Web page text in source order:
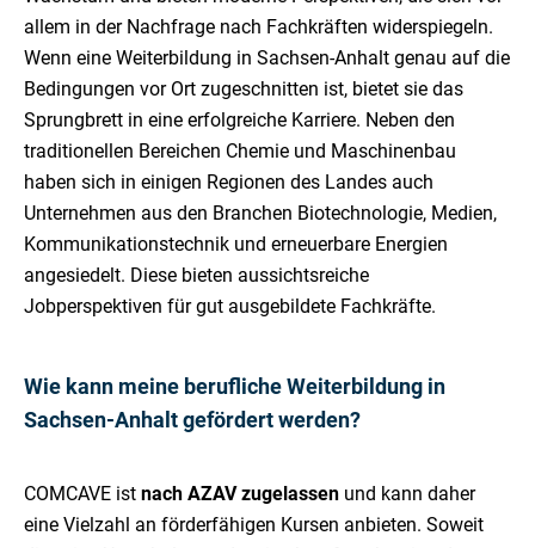
allem in der Nachfrage nach Fachkräften widerspiegeln.
Wenn eine Weiterbildung in Sachsen-Anhalt genau auf die
Bedingungen vor Ort zugeschnitten ist, bietet sie das
Sprungbrett in eine erfolgreiche Karriere. Neben den
traditionellen Bereichen Chemie und Maschinenbau
haben sich in einigen Regionen des Landes auch
Unternehmen aus den Branchen Biotechnologie, Medien,
Kommunikationstechnik und erneuerbare Energien
angesiedelt. Diese bieten aussichtsreiche
Jobperspektiven für gut ausgebildete Fachkräfte.
Wie kann meine berufliche Weiterbildung in
Sachsen-Anhalt gefördert werden?
COMCAVE ist nach AZAV zugelassen und kann daher
eine Vielzahl an förderfähigen Kursen anbieten. Soweit